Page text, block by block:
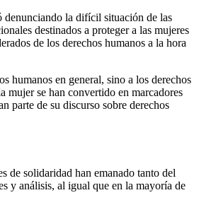
denunciando la difícil situación de las
destinados a proteger a las mujeres
de los derechos humanos a la hora
humanos en general, sino a los derechos
mujer se han convertido en marcadores
parte de su discurso sobre derechos
de solidaridad han emanado tanto del
y análisis, al igual que en la mayoría de